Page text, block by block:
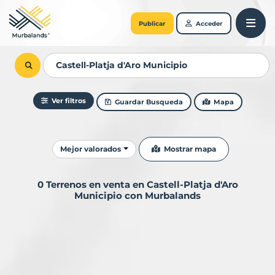
Publicar Acceder
Ver filtros Guardar Busqueda Mapa
Ordenar resultados
Mejor valorados Mostrar mapa
0 Terrenos en venta en Castell-Platja d'Aro
Municipio con Murbalands